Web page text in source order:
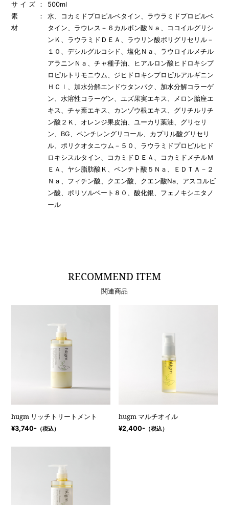
サ イ ズ
500ml
素
材
水、コカミドプロピルベタイン、ラウラミドプロピルベ
タイン、ラウレス－６カルボン酸Ｎａ、ココイルグリシ
ンＫ、ラウラミドＤＥＡ、ラウリン酸ポリグリセリル－
１０、デシルグルコシド、塩化Ｎａ、ラウロイルメチル
アラニンＮａ、チャ種子油、ヒアルロン酸ヒドロキシプ
ロピルトリモニウム、ジヒドロキシプロピルアルギニン
ＨＣｌ、加水分解エンドウタンパク、加水分解コラーゲ
ン、水溶性コラーゲン、ユズ果実エキス、メロン胎座エ
キス、チャ葉エキス、カンゾウ根エキス、グリチルリチ
ン酸２Ｋ、オレンジ果皮油、ユーカリ葉油、グリセリ
ン、BG、ペンチレングリコール、カプリル酸グリセリ
ル、ポリクオタニウム－５０、ラウラミドプロピルヒド
ロキシスルタイン、コカミドＤＥＡ、コカミドメチルＭ
ＥＡ、ヤシ脂肪酸Ｋ、ペンテト酸５Ｎａ、ＥＤＴＡ－２
Ｎａ、フィチン酸、クエン酸、クエン酸Na、アスコルビ
ン酸、ポリソルベート８０、酸化銀、フェノキシエタノ
ール
RECOMMEND ITEM
関連商品
hugm リッチトリートメント
¥3,740- （税込）
hugm マルチオイル
¥2,400- （税込）